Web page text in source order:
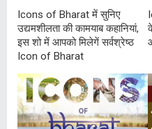
Icons of Bharat में सुनिए
उद्यमशीलता की कामयाब कहानियां,
इस शो में आपको मिलेगें सर्वश्रेष्ठ
Icon of Bharat